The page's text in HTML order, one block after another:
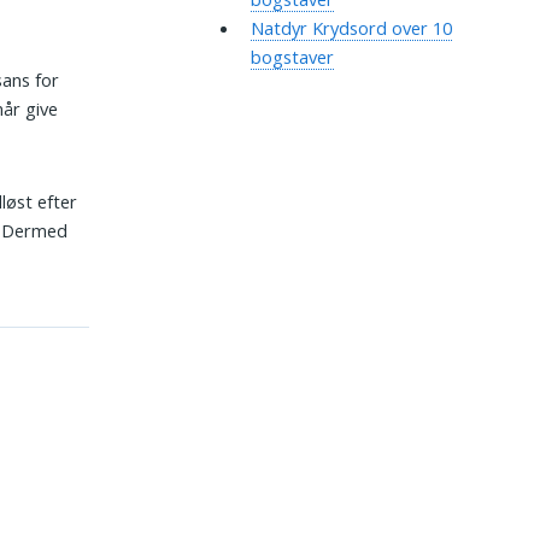
for
give
efter
Natdyr Krydsord over 10
bogstaver